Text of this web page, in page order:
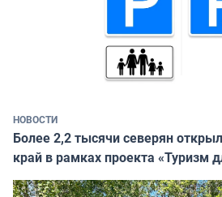
НОВОСТИ
Более 2,2 тысячи северян
край в рамках проекта «Туризм